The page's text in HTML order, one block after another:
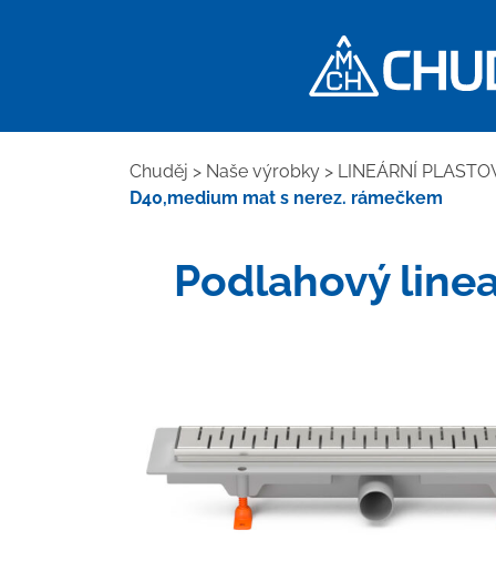
Chuděj > Naše výrobky > LINEÁRNÍ
D40,medium mat s nerez. rámečkem
Podlahový